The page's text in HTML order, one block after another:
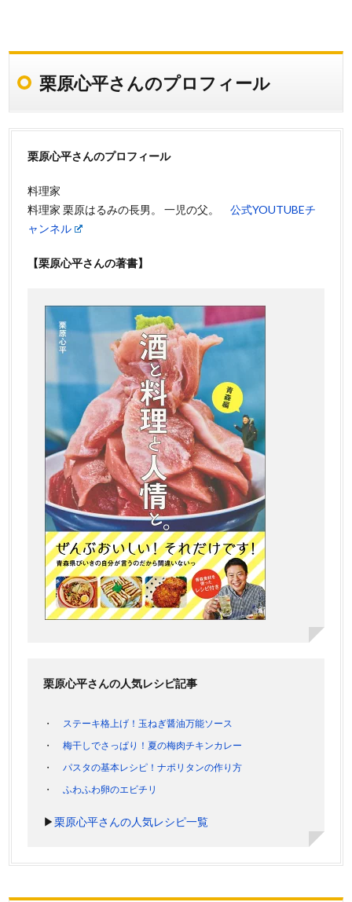
栗原心平さんのプロフィール
栗原心平さんのプロフィール
料理家
料理家 栗原はるみの長男。 一児の父。公式YOUTUBEチ
ャンネル
【栗原心平さんの著書】
栗原心平さんの人気レシピ記事
ステーキ格上げ！玉ねぎ醤油万能ソース
梅干しでさっぱり！夏の梅肉チキンカレー
パスタの基本レシピ！ナポリタンの作り方
ふわふわ卵のエビチリ
▶栗原心平さんの人気レシピ一覧